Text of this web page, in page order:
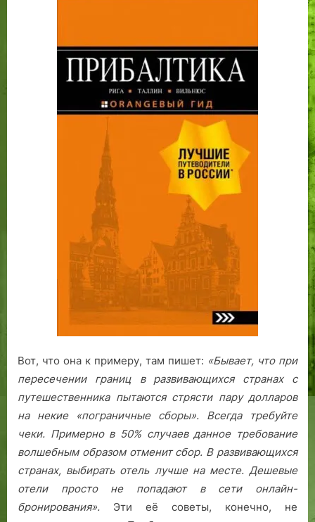
Вот, что она к примеру, там пишет: «Бывает, что при
пересечении границ в развивающихся странах с
путешественника пытаются стрясти пару долларов
на некие «пограничные сборы». Всегда требуйте
чеки. Примерно в 50% случаев данное требование
волшебным образом отменит сбор. В развивающихся
странах, выбирать отель лучше на месте. Дешевые
отели просто не попадают в сети онлайн-
бронирования». Эти её советы, конечно, не